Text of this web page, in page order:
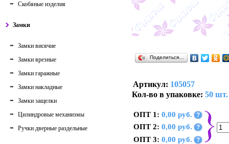
Скобяные изделия
Замки
Замки висячие
Замки врезные
Замки гаражные
Замки накладные
Замки защелки
Цилиндровые механизмы
Ручки дверные раздельные
Поделиться…
Артикул: 105057
Кол-во в упаковке: 50 шт.
ОПТ 1: 0,00 руб. ?
ОПТ 2: 0,00 руб. ?
ОПТ 3: 0,00 руб. ?